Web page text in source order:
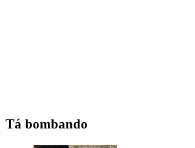
Tá bombando